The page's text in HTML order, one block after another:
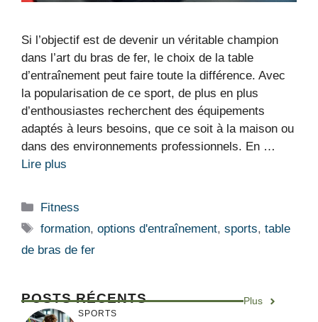
Si l’objectif est de devenir un véritable champion
dans l’art du bras de fer, le choix de la table
d’entraînement peut faire toute la différence. Avec
la popularisation de ce sport, de plus en plus
d’enthousiastes recherchent des équipements
adaptés à leurs besoins, que ce soit à la maison ou
dans des environnements professionnels. En …
Lire plus
Catégories
Fitness
Étiquettes
formation,options d'entraînement,sports,table
de bras de fer
POSTS RÉCENTS Plus
SPORTS